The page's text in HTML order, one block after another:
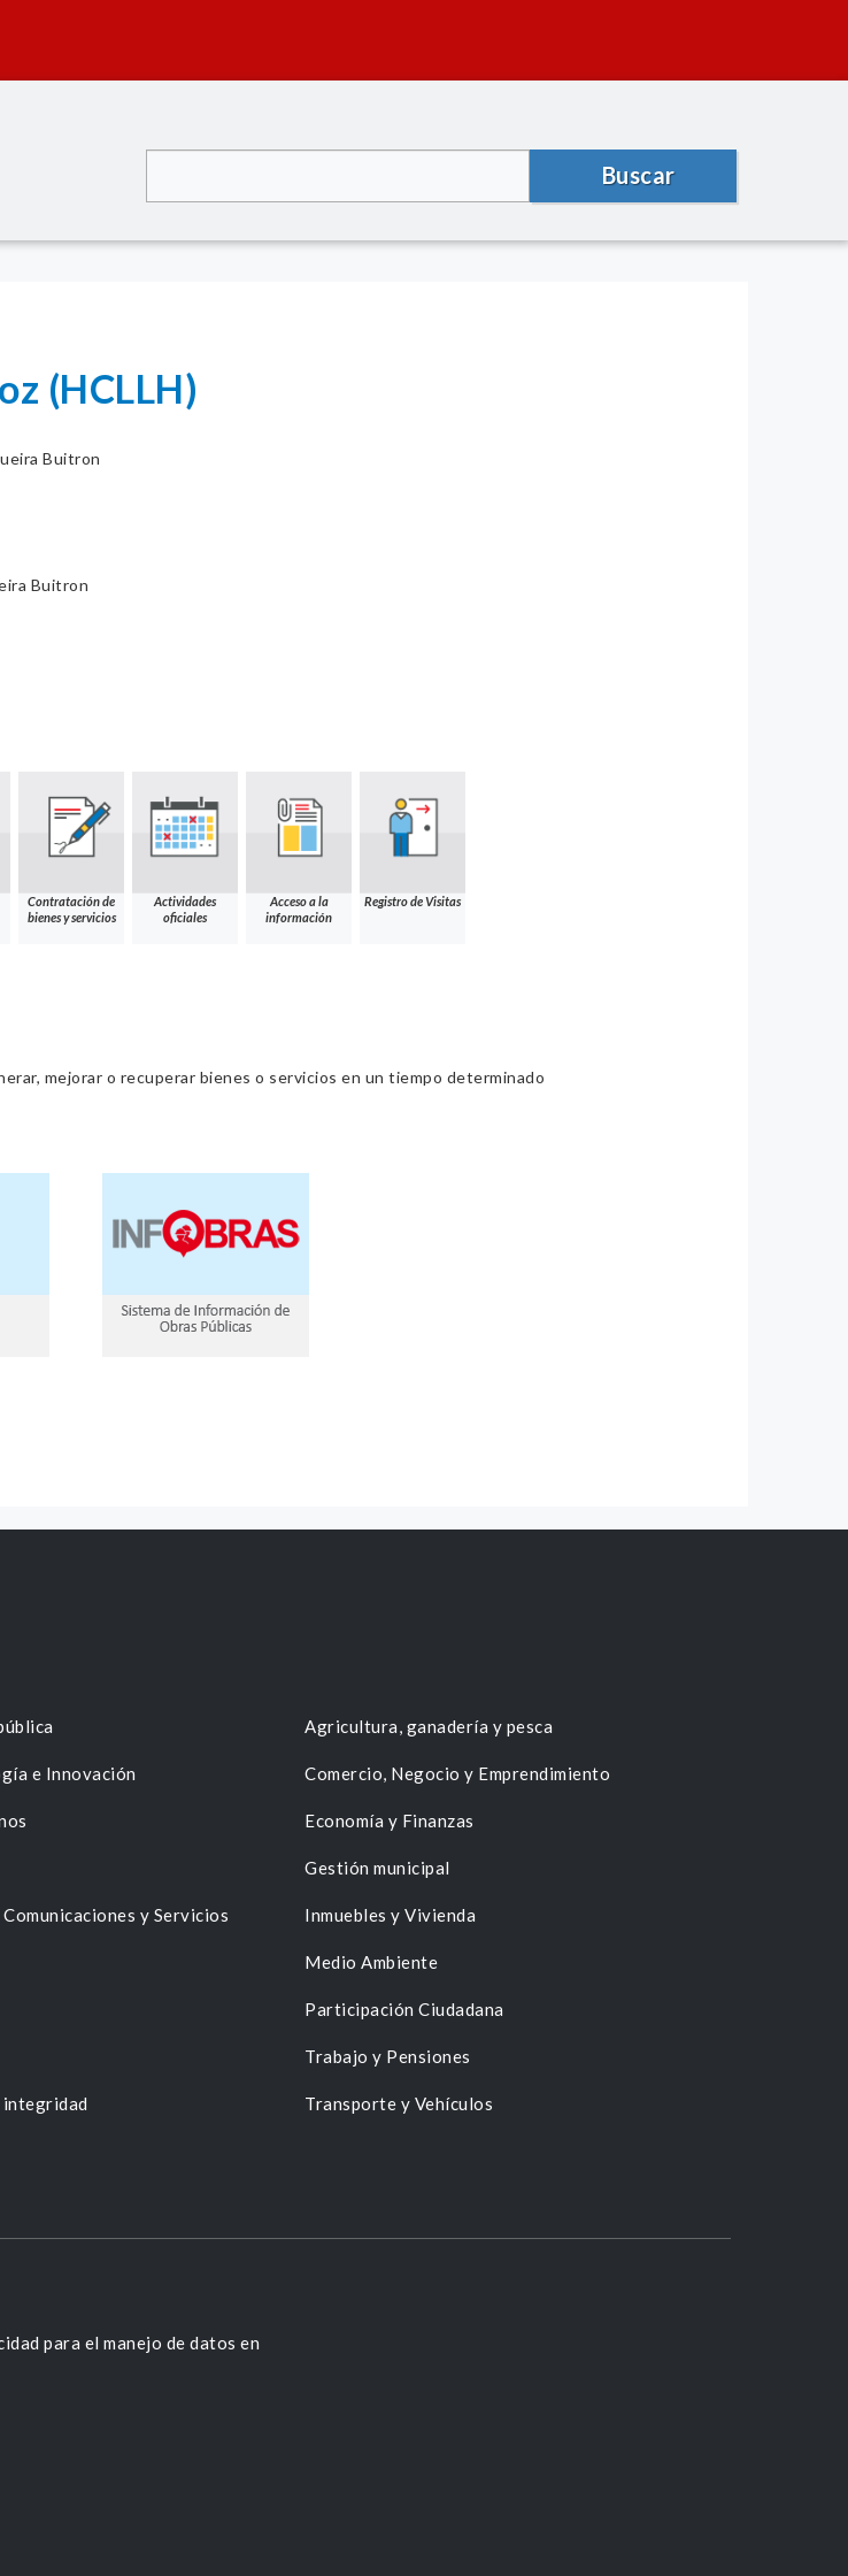
Buscar
(HCLLH)
Buitron
Buitron
Contratación de
bienes y servicios
Actividades
oficiales
Acceso a la
información
Registro de Visitas
mejorar o recuperar bienes o servicios en un tiempo determinado
Agricultura, ganadería y pesca
e Innovación Comercio, Negocio y Emprendimiento
Economía y Finanzas
Gestión municipal
y Servicios
Inmuebles y Vivienda
Medio Ambiente
Participación Ciudadana
Trabajo y Pensiones
integridad Transporte y Vehículos
para el manejo de datos en